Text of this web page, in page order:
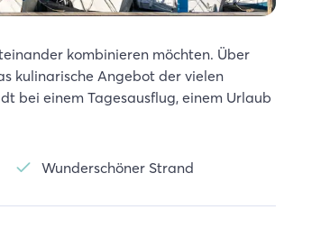
kombinieren möchten. Über
kulinarische Angebot der vielen
bei einem Tagesausflug, einem Urlaub
Wunderschöner Strand